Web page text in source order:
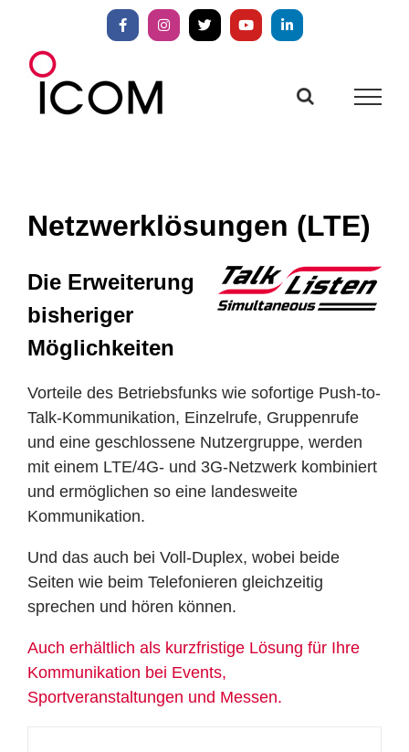
springen
FacebookInstagram
X YouTubeLinkedIn
Netzwerklösungen (LTE)
Die Erweiterung
bisheriger
Möglichkeiten
Vorteile des Betriebsfunks wie sofortige Push-to-
Talk-Kommunikation, Einzelrufe, Gruppenrufe
und eine geschlossene Nutzergruppe, werden
mit einem LTE/4G- und 3G-Netzwerk kombiniert
und ermöglichen so eine landesweite
Kommunikation.
Und das auch bei Voll-Duplex, wobei beide
Seiten wie beim Telefonieren gleichzeitig
sprechen und hören können.
Auch erhältlich als kurzfristige Lösung für Ihre
Kommunikation bei Events,
Sportveranstaltungen und Messen.